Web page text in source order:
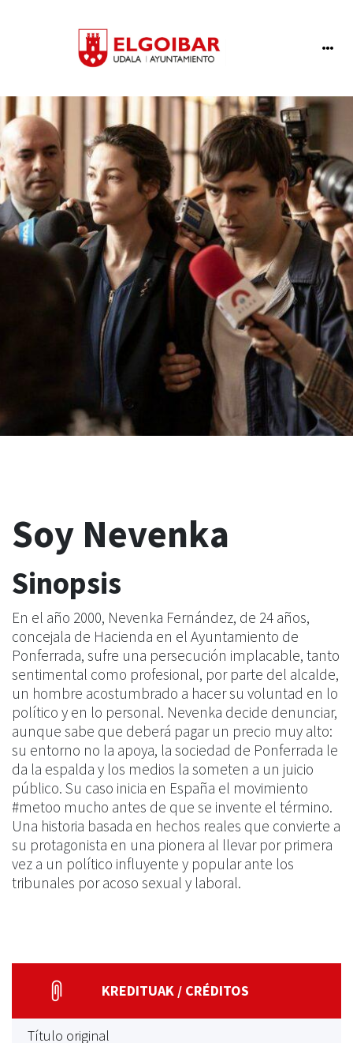
Soy Nevenka
Sinopsis
En el año 2000, Nevenka Fernández, de 24 años,
concejala de Hacienda en el Ayuntamiento de
Ponferrada, sufre una persecución implacable, tanto
sentimental como profesional, por parte del alcalde,
un hombre acostumbrado a hacer su voluntad en lo
político y en lo personal. Nevenka decide denunciar,
aunque sabe que deberá pagar un precio muy alto:
su entorno no la apoya, la sociedad de Ponferrada le
da la espalda y los medios la someten a un juicio
público. Su caso inicia en España el movimiento
#metoo mucho antes de que se invente el término.
Una historia basada en hechos reales que convierte a
su protagonista en una pionera al llevar por primera
vez a un político influyente y popular ante los
tribunales por acoso sexual y laboral.
KREDITUAK / CRÉDITOS
Título original